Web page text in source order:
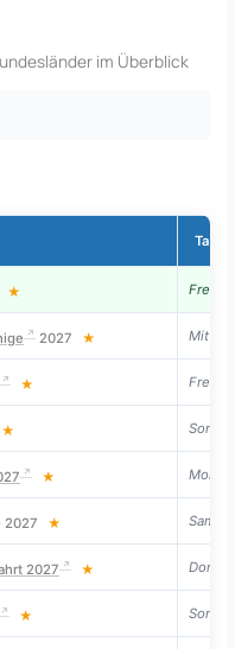
im Überblick
Tag
★ Freitag
2027 ★
★ Freitag
★
★
2027 ★
2027 ★
★